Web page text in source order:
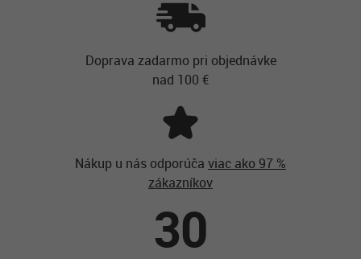
Doprava zadarmo pri objednávke
nad 100 €
Nákup u nás odporúča viac ako 97 %
zákazníkov
30